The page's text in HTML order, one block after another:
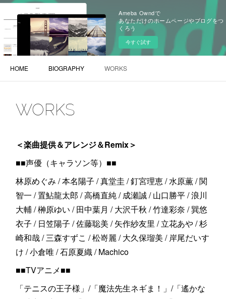
Ameba Owndで
あなただけのホームページやブログをつ
くろう
今すぐ試す
HOME BIOGRAPHY WORKS
WORKS
＜楽曲提供＆アレンジ＆Remix＞
■■声優（キャラソン等）■■
林原めぐみ / 本名陽子 / 真堂圭 / 釘宮理恵 / 水原薫 / 関
智一 / 置鮎龍太郎 / 高橋直純 / 成瀬誠 / 山口勝平 / 浪川
大輔 / 榊原ゆい / 田中葉月 / 大沢千秋 / 竹達彩奈 / 巽悠
衣子 / 日笠陽子 / 佐藤聡美 / 矢作紗友里 / 立花あや / 杉
崎和哉 / 三森すずこ / 松嵜麗 / 大久保瑠美 / 岸尾だいす
け / 小倉唯 / 石原夏織 / Machico
■■TVアニメ■■
「テニスの王子様」/「魔法先生ネギま！」/「遙かな